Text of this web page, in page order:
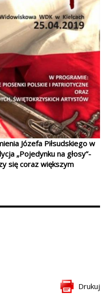
Józefa Piłsudskiego w
„Pojedynku na głosy”-
się coraz większym
Drukuj